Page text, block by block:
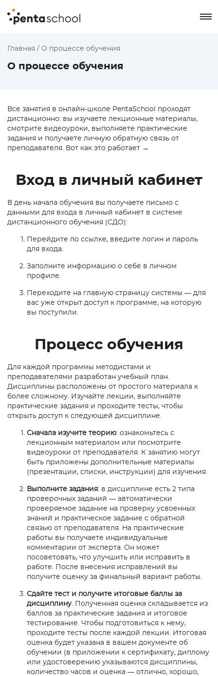
8 800 550-76-72
Заказать звонок
Главная / О процессе обучения
О процессе обучения
Все занятия в онлайн-школе PentaSchool проходят
дистанционно: вы изучаете лекционные материалы,
смотрите видеоуроки, выполняете практические
задания и получаете личную обратную связь от
преподавателя. Вот как это работает →
Вход в личный кабинет
В день начала обучения вы получаете письмо с
данными для входа в личный кабинет в системе
дистанционного обучения (СДО):
Перейдите по ссылке, введите логин и пароль
для входа.
Заполните информацию о себе в личном
профиле.
Переходите на главную страницу системы — для
вас уже открыт доступ к программе, на которую
вы поступили.
Процесс обучения
Для каждой программы методистами и
преподавателями разработан учебный план.
Дисциплины расположены от простого материала к
более сложному. Изучайте лекции, выполняйте
практические задания и проходите тесты, чтобы
открыть доступ к следующей дисциплине.
Сначала изучите теорию: ознакомьтесь с
лекционным материалом или посмотрите
видеоуроки от преподавателя. К занятию могут
быть приложены дополнительные материалы
(презентации, списки, инструкции) для изучения.
Выполните задания: в дисциплине есть 2 типа
проверочных заданий — автоматически
проверяемое задание на проверку усвоенных
знаний и практическое задание с обратной
связью от преподавателя. На практические
работы вы получаете индивидуальные
комментарии от эксперта. Он может
посоветовать, что улучшить или исправить в
работе. После внесения исправлений вы
получите оценку за финальный вариант работы.
Сдайте тест и получите итоговые баллы за
дисциплину. Полученная оценка складывается из
баллов за практические задания и итоговое
тестирование. Чтобы подготовиться к нему,
проходите тесты после каждой лекции. Итоговая
оценка будет указана в вашем документе об
обучении (в приложении к сертификату, диплому
или удостоверению указываются дисциплины,
количество часов и оценка — отлично, хорошо,